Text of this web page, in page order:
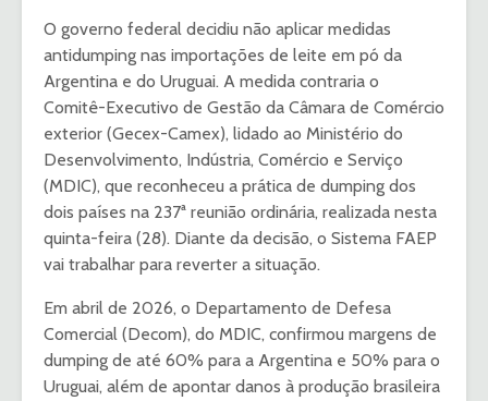
O governo federal decidiu não aplicar medidas
antidumping nas importações de leite em pó da
Argentina e do Uruguai. A medida contraria o
Comitê-Executivo de Gestão da Câmara de Comércio
exterior (Gecex-Camex), lidado ao Ministério do
Desenvolvimento, Indústria, Comércio e Serviço
(MDIC), que reconheceu a prática de dumping dos
dois países na 237ª reunião ordinária, realizada nesta
quinta-feira (28). Diante da decisão, o Sistema FAEP
vai trabalhar para reverter a situação.
Em abril de 2026, o Departamento de Defesa
Comercial (Decom), do MDIC, confirmou margens de
dumping de até 60% para a Argentina e 50% para o
Uruguai, além de apontar danos à produção brasileira